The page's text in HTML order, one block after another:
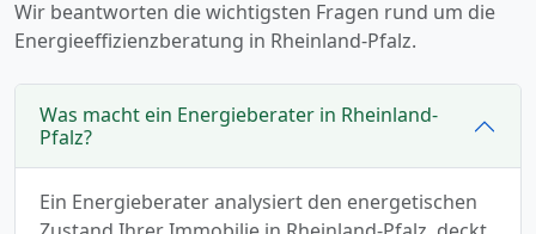
Wir beantworten die wichtigsten Fragen rund um die
Energieeffizienzberatung in Rheinland-Pfalz.
Was macht ein Energieberater in Rheinland-
Pfalz?
Ein Energieberater analysiert den energetischen